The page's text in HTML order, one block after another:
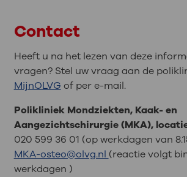
Contact
Heeft u na het lezen van deze
vragen? Stel uw vraag aan de
MijnOLVG of per e-mail.
Polikliniek Mondziekten, Kaak- en
Aangezichtschirurgie (MKA),
020 599 36 01 (op werkdagen van
MKA-osteo@olvg.nl (reactie volgt
werkdagen )